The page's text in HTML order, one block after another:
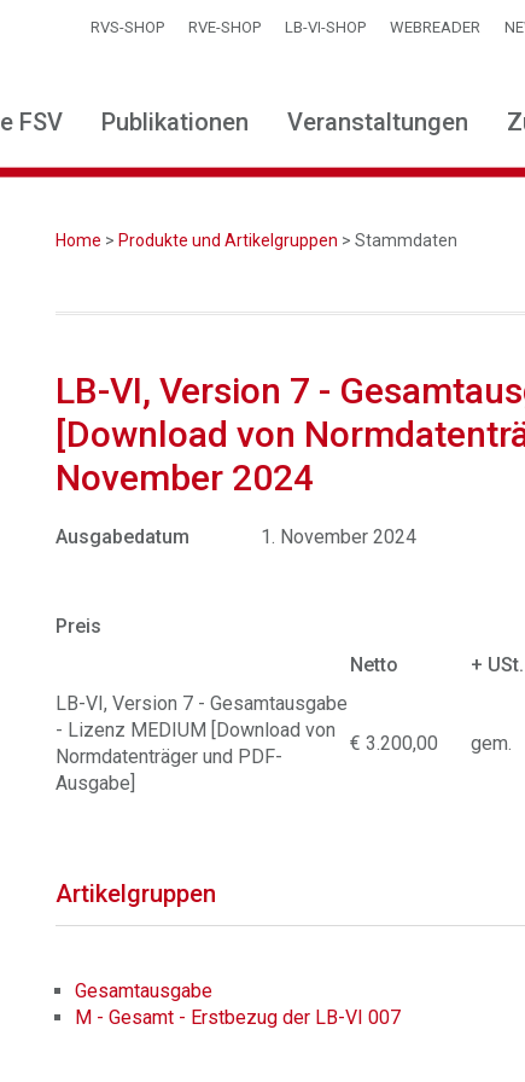
RVS-SHOP RVE-SHOP LB-VI-SHOP WEBREADER
FSV Publikationen Veranstaltungen
Home > Produkte und Artikelgruppen > Stammdaten
LB-VI, Version 7 -
[Download von
November 2024
Ausgabedatum 1. November 2024
Preis
Netto
+ USt.
LB-VI, Version 7 - Gesamtausgabe
- Lizenz MEDIUM [Download von
Normdatenträger und PDF-
Ausgabe]
€ 3.200,00 gem.
Artikelgruppen
Gesamtausgabe
M - Gesamt - Erstbezug der LB-VI 007